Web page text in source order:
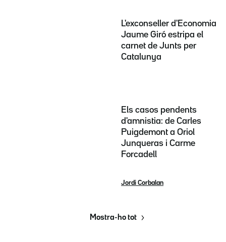
L'exconseller d'Economia
Jaume Giró estripa el
carnet de Junts per
Catalunya
Els casos pendents
d'amnistia: de Carles
Puigdemont a Oriol
Junqueras i Carme
Forcadell
Jordi Corbalan
Mostra-ho tot